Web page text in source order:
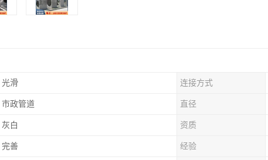
光滑 连接方式
市政管道 直径
灰白 资质
完善 经验